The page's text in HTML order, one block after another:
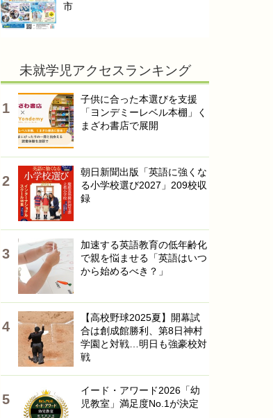
市
未就学児アクセスランキング
子供に合った本選びを支援
「ヨンデミーレベル本棚」く
まざわ書店で展開
朝日新聞出版「英語に強くな
る小学校選び2027」209校収
録
加速する英語教育の低年齢化
で親を悩ませる「英語はいつ
から始めるべき？」
【高校野球2025夏】開幕試
合は創成館勝利、第8日神村
学園と対戦…明日も強豪校対
戦
イード・アワード2026「幼
児教室」満足度No.1が決定